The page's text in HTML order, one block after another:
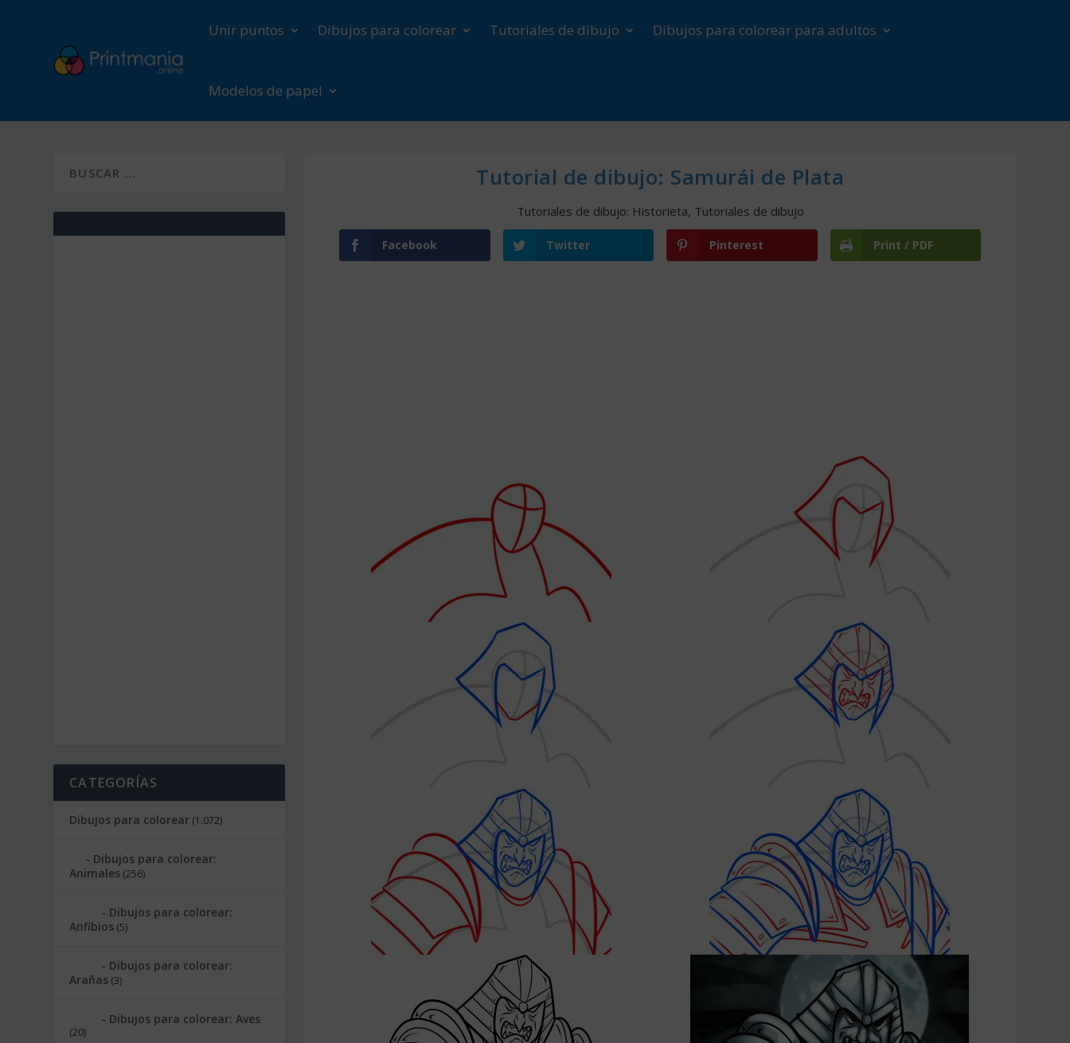
Unir puntos Dibujos para colorear Tutoriales de dibujo Dibujos para colorear para adultos
Modelos de papel
Tutorial de dibujo: Samurái de Plata
Tutoriales de dibujo: Historieta, Tutoriales de dibujo
Facebook Twitter Pinterest Print / PDF
CATEGORÍAS
Dibujos para colorear (1.072)
Dibujos para colorear:
Animales (256)
Dibujos para colorear:
Anfibios (5)
Dibujos para colorear:
Arañas (3)
Dibujos para colorear: Aves
(20)